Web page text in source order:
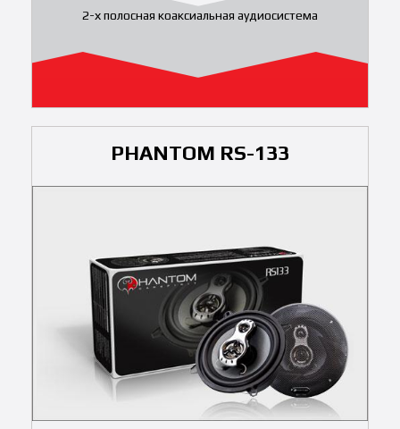
2-х полосная коаксиальная аудиосистема
PHANTOM RS-133